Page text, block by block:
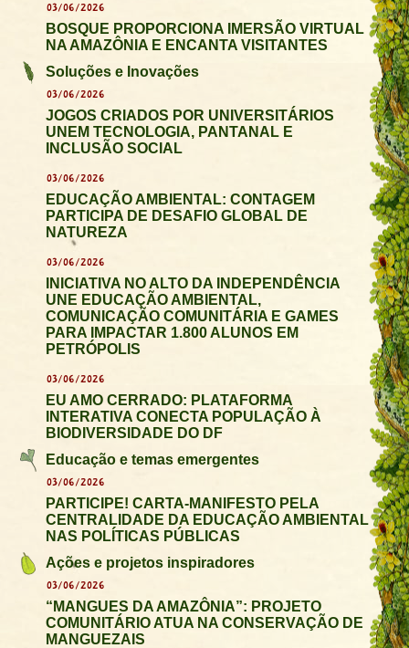
03/06/2026
BOSQUE PROPORCIONA IMERSÃO VIRTUAL
NA AMAZÔNIA E ENCANTA VISITANTES
Soluções e Inovações
03/06/2026
JOGOS CRIADOS POR UNIVERSITÁRIOS
UNEM TECNOLOGIA, PANTANAL E
INCLUSÃO SOCIAL
03/06/2026
EDUCAÇÃO AMBIENTAL: CONTAGEM
PARTICIPA DE DESAFIO GLOBAL DE
NATUREZA
03/06/2026
INICIATIVA NO ALTO DA INDEPENDÊNCIA
UNE EDUCAÇÃO AMBIENTAL,
COMUNICAÇÃO COMUNITÁRIA E GAMES
PARA IMPACTAR 1.800 ALUNOS EM
PETRÓPOLIS
03/06/2026
EU AMO CERRADO: PLATAFORMA
INTERATIVA CONECTA POPULAÇÃO À
BIODIVERSIDADE DO DF
Educação e temas emergentes
03/06/2026
PARTICIPE! CARTA-MANIFESTO PELA
CENTRALIDADE DA EDUCAÇÃO AMBIENTAL
NAS POLÍTICAS PÚBLICAS
Ações e projetos inspiradores
03/06/2026
“MANGUES DA AMAZÔNIA”: PROJETO
COMUNITÁRIO ATUA NA CONSERVAÇÃO DE
MANGUEZAIS